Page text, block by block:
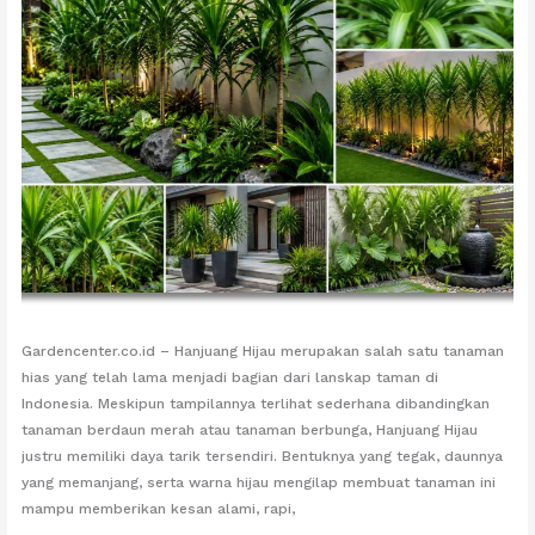
Gardencenter.co.id – Hanjuang Hijau merupakan salah satu tanaman
hias yang telah lama menjadi bagian dari lanskap taman di
Indonesia. Meskipun tampilannya terlihat sederhana dibandingkan
tanaman berdaun merah atau tanaman berbunga, Hanjuang Hijau
justru memiliki daya tarik tersendiri. Bentuknya yang tegak, daunnya
yang memanjang, serta warna hijau mengilap membuat tanaman ini
mampu memberikan kesan alami, rapi,